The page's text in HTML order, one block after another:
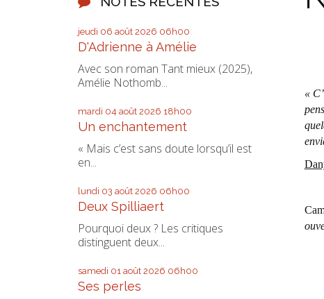
jeudi 06 août 2026 06h00
D'Adrienne à Amélie
Avec son roman Tant mieux (2025),
Amélie Nothomb...
mardi 04 août 2026 18h00
Un enchantement
« Mais c’est sans doute lorsqu’il est
en...
lundi 03 août 2026 06h00
Deux Spilliaert
Pourquoi deux ? Les critiques
distinguent deux...
samedi 01 août 2026 06h00
Ses perles
«